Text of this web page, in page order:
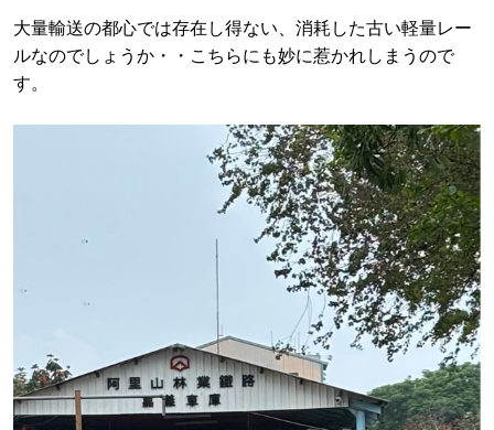
大量輸送の都心では存在し得ない、消耗した古い軽量レー
ルなのでしょうか・・こちらにも妙に惹かれしまうので
す。